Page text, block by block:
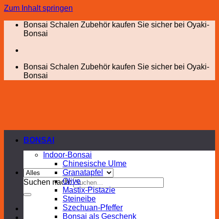
Zum Inhalt springen
Bonsai Schalen Zubehör kaufen Sie sicher bei Oyaki-
Bonsai
Bonsai Schalen Zubehör kaufen Sie sicher bei Oyaki-
Bonsai
Suchen nach:
BONSAI
Indoor-Bonsai
Chinesische Ulme
Granatapfel
Olive
Mastix-Pistazie
Steineibe
Szechuan-Pfeffer
Bonsai als Geschenk